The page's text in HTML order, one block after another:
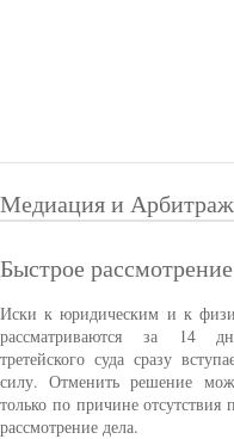
Медиация и Арбитраж
Быстрое
Иски к юридическим и к
рассматриваются за 14
третейского суда сразу
силу. Отменить решение
только по причине
рассмотрение дела.